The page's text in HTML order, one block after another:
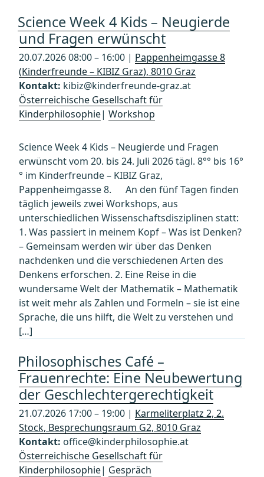
Science Week 4 Kids – Neugierde
und Fragen erwünscht
20.07.2026 08:00 – 16:00 | Pappenheimgasse 8
(Kinderfreunde – KIBIZ Graz), 8010 Graz
Kontakt: kibiz@kinderfreunde-graz.at
Österreichische Gesellschaft für
Kinderphilosophie| Workshop
Science Week 4 Kids – Neugierde und Fragen
erwünscht vom 20. bis 24. Juli 2026 tägl. 8°° bis 16°
° im Kinderfreunde – KIBIZ Graz,
Pappenheimgasse 8. ­ ­ ­ ­ ­ An den fünf Tagen finden
täglich jeweils zwei Workshops, aus
unterschiedlichen Wissenschaftsdisziplinen statt:
1. Was passiert in meinem Kopf – Was ist Denken?
– Gemeinsam werden wir über das Denken
nachdenken und die verschiedenen Arten des
Denkens erforschen. 2. Eine Reise in die
wundersame Welt der Mathematik – Mathematik
ist weit mehr als Zahlen und Formeln – sie ist eine
Sprache, die uns hilft, die Welt zu verstehen und
[…]
Philosophisches Café –
Frauenrechte: Eine Neubewertung
der Geschlechtergerechtigkeit
21.07.2026 17:00 – 19:00 | Karmeliterplatz 2, 2.
Stock, Besprechungsraum G2, 8010 Graz
Kontakt: office@kinderphilosophie.at
Österreichische Gesellschaft für
Kinderphilosophie| Gespräch